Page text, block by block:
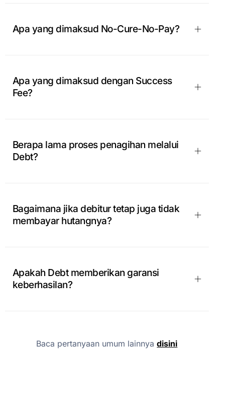
Apa yang dimaksud No-Cure-No-Pay?
Apa yang dimaksud dengan Success
Fee?
Berapa lama proses penagihan melalui
Debt?
Bagaimana jika debitur tetap juga tidak
membayar hutangnya?
Apakah Debt memberikan garansi
keberhasilan?
Baca pertanyaan umum lainnyadisini